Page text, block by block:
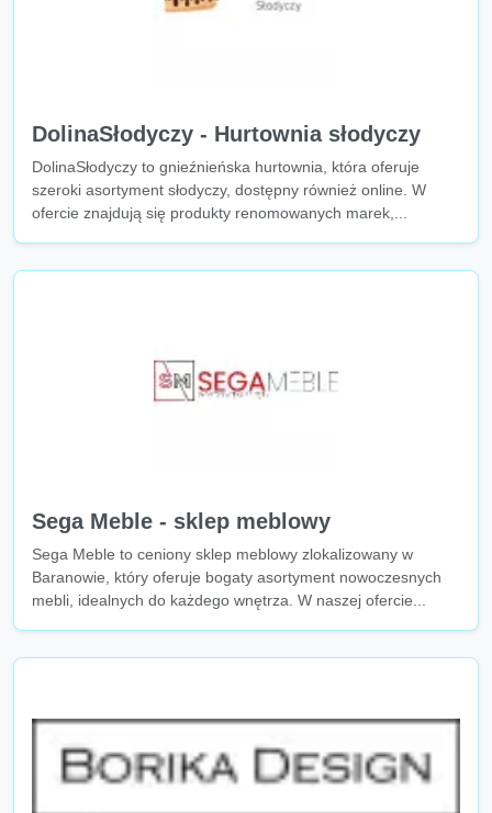
DolinaSłodyczy - Hurtownia słodyczy
DolinaSłodyczy to gnieźnieńska hurtownia, która oferuje
szeroki asortyment słodyczy, dostępny również online. W
ofercie znajdują się produkty renomowanych marek,...
Sega Meble - sklep meblowy
Sega Meble to ceniony sklep meblowy zlokalizowany w
Baranowie, który oferuje bogaty asortyment nowoczesnych
mebli, idealnych do każdego wnętrza. W naszej ofercie...